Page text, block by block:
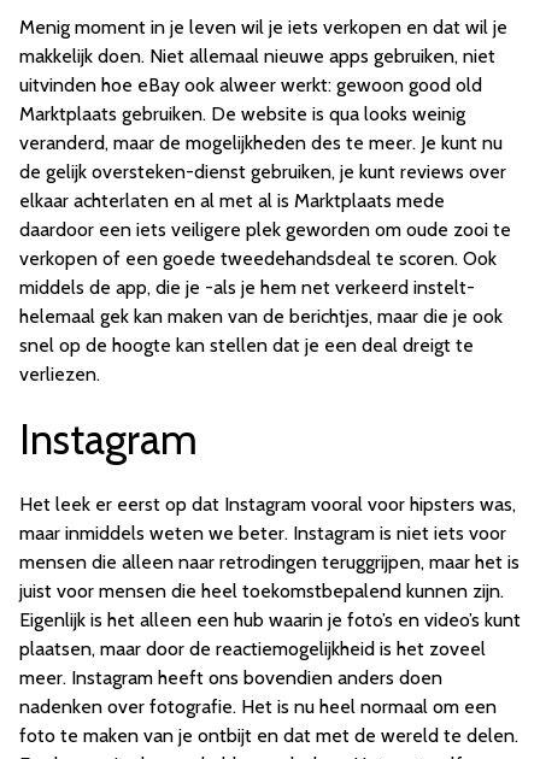
Menig moment in je leven wil je iets verkopen en dat wil je
makkelijk doen. Niet allemaal nieuwe apps gebruiken, niet
uitvinden hoe eBay ook alweer werkt: gewoon good old
Marktplaats gebruiken. De website is qua looks weinig
veranderd, maar de mogelijkheden des te meer. Je kunt nu
de gelijk oversteken-dienst gebruiken, je kunt reviews over
elkaar achterlaten en al met al is Marktplaats mede
daardoor een iets veiligere plek geworden om oude zooi te
verkopen of een goede tweedehandsdeal te scoren. Ook
middels de app, die je -als je hem net verkeerd instelt-
helemaal gek kan maken van de berichtjes, maar die je ook
snel op de hoogte kan stellen dat je een deal dreigt te
verliezen.
Instagram
Het leek er eerst op dat Instagram vooral voor hipsters was,
maar inmiddels weten we beter. Instagram is niet iets voor
mensen die alleen naar retrodingen teruggrijpen, maar het is
juist voor mensen die heel toekomstbepalend kunnen zijn.
Eigenlijk is het alleen een hub waarin je foto’s en video’s kunt
plaatsen, maar door de reactiemogelijkheid is het zoveel
meer. Instagram heeft ons bovendien anders doen
nadenken over fotografie. Het is nu heel normaal om een
foto te maken van je ontbijt en dat met de wereld te delen.